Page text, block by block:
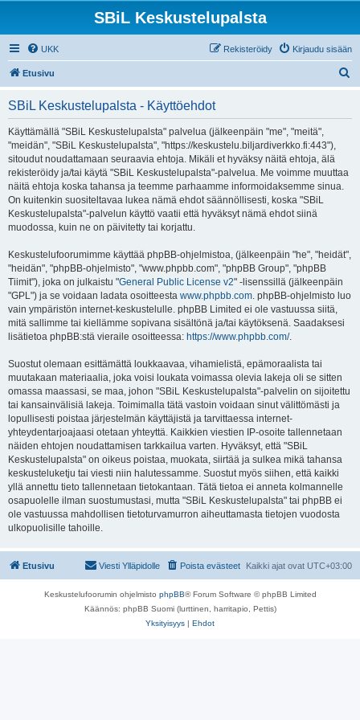
SBiL Keskustelupalsta
UKK Kirjaudu sisään
Rekisteröidy
Etusivu
SBiL Keskustelupalsta - Käyttöehdot
Käyttämällä "SBiL Keskustelupalsta" palvelua (jälkeenpäin "me", "meitä",
"meidän", "SBiL Keskustelupalsta", "https://keskustelu.biljardiverkko.fi:443"),
sitoudut noudattamaan seuraavia ehtoja. Mikäli et hyväksy näitä ehtoja, älä
rekisteröidy ja/tai käytä "SBiL Keskustelupalsta"-palvelua. Me voimme muuttaa
näitä ehtoja koska tahansa ja teemme parhaamme informoidaksemme sinua.
On kuitenkin suositeltavaa lukea nämä ehdot säännöllisesti, koska "SBiL
Keskustelupalsta"-palvelun käyttö vaatii että hyväksyt nämä ehdot siinä
muodossa, kuin ne on päivitetty tai korjattu.
Keskustelufoorumimme käyttää phpBB-ohjelmistoa, (jälkeenpäin "he", "heidät",
"heidän", "phpBB-ohjelmisto", "www.phpbb.com", "phpBB Group", "phpBB
Tiimit"), joka on julkaistu "General Public License v2" -lisenssillä (jälkeenpäin
"GPL") ja se voidaan ladata osoitteesta www.phpbb.com. phpBB-ohjelmisto luo
vain ympäristön internet-keskustelulle. phpBB Limited ei ole vastuussa siitä,
mitä sallimme tai kiellämme sopivana sisältönä ja/tai käytöksenä. Saadaksesi
lisätietoa phpBB:stä vieraile osoitteessa: https://www.phpbb.com/.
Suostut olemaan esittämättä loukkaavaa, vihamielistä, epämoraalista tai
muutakaan materiaalia, joka voisi loukata voimassa olevia lakeja oli se sitten
omassa maassasi, se maa, johon "SBiL Keskustelupalsta"-palvelin on sijoitettu
tai kansainvälisiä lakeja. Toimimalla tätä vastoin voidaan sinut välittömästi ja
lopullisesti poistaa järjestelmän käyttäjistä ja tarvittaessa internet-
yhteydentarjoajaasi otetaan yhteyttä. Kaikkien viestien IP-osoite tallennetaan
näiden ehtojen noudattamisen tarkkailua varten. Hyväksyt, että "SBiL
Keskustelupalsta" on oikeus poistaa, muokata, siirtää ja sulkea mikä tahansa
keskusteluketju tai viesti niin halutessamme. Suostut myös siihen, että kaikki
yllä annettu tieto tallennetaan tietokantaan. Tätä tietoa ei anneta kolmannelle
osapuolelle ilman suostumustasi, mutta "SBiL Keskustelupalsta" tai phpBB ei
ole vastuussa mahdollisen tietoturvamurron aiheuttamasta tietojen vuodosta
ulkopuolisille tahoille.
Etusivu Kaikki ajat ovat UTC+03:00
Poista evästeet
Viesti Ylläpidolle
Keskustelufoorumin ohjelmisto phpBB® Forum Software © phpBB Limited
Käännös: phpBB Suomi (lurttinen, harritapio, Pettis)
Yksityisyys | Ehdot